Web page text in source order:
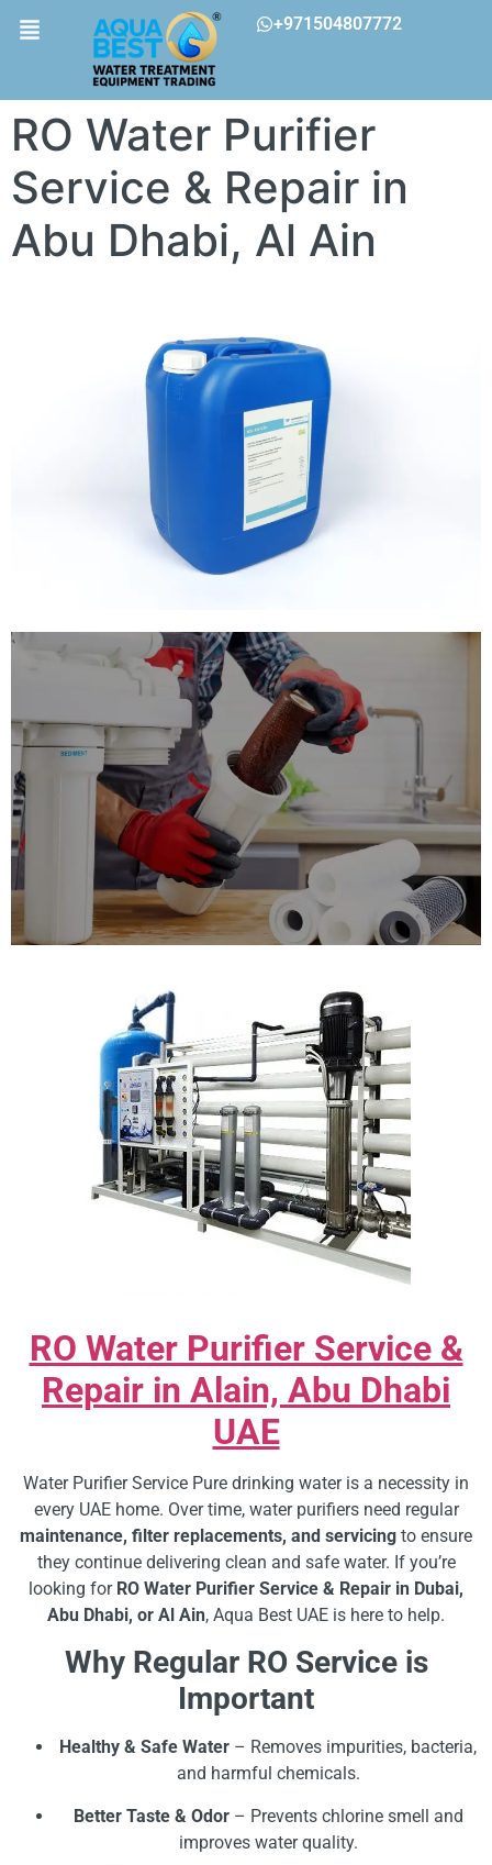
+971504807772
RO Water Purifier
Service & Repair in
Abu Dhabi, Al Ain
RO Water Purifier Service &
Repair in Alain, Abu Dhabi
UAE
Water Purifier Service Pure drinking water is a necessity in
every UAE home. Over time, water purifiers need regular
maintenance, filter replacements, and servicing to ensure
they continue delivering clean and safe water. If you’re
looking for RO Water Purifier Service & Repair in Dubai,
Abu Dhabi, or Al Ain, Aqua Best UAE is here to help.
Why Regular RO Service is
Important
Healthy & Safe Water – Removes impurities, bacteria,
and harmful chemicals.
Better Taste & Odor– Prevents chlorine smell and
improves water quality.